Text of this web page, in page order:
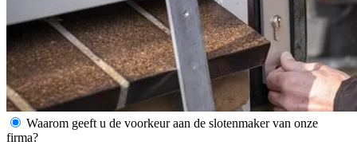
Waarom geeft u de voorkeur aan de slotenmaker van onze
firma?